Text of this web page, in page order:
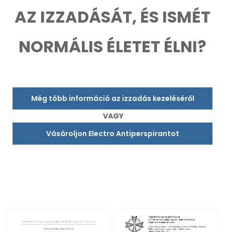
AZ IZZADÁSÁT, ÉS ISMÉT
NORMÁLIS ÉLETET ÉLNI?
Még több információ az izzadás kezeléséről
VAGY
Vásároljon Electro Antiperspirantot